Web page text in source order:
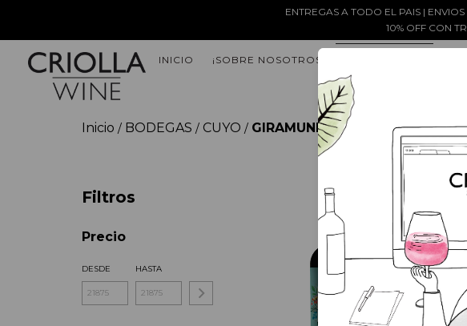
ENTREGAS A TODO EL PAIS |
10% OFF CON
INICIO ¡SOBRE NOSOTROS!
Inicio / BODEGAS / CUYO / GIRAMUNDO WINES
Filtros
Precio
DESDE HASTA